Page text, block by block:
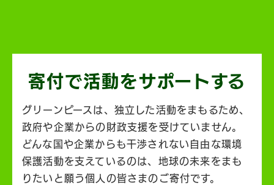
寄付で活動をサポートする
グリーンピースは、独立した活動をまもるため、
政府や企業からの財政支援を受けていません。
どんな国や企業からも干渉されない自由な環境
保護活動を支えているのは、地球の未来をまも
りたいと願う個人の皆さまのご寄付です。